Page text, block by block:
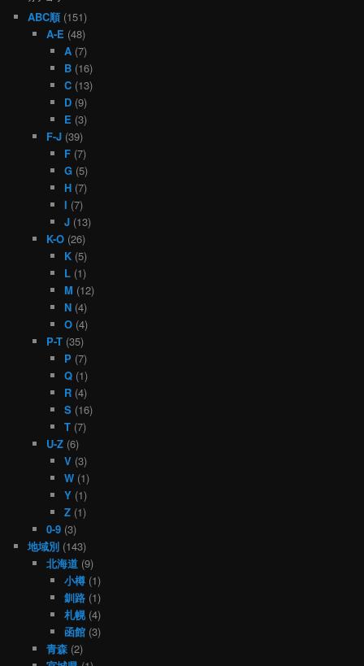
ABC順(151)
A-E (48)
A (7)
B (16)
C (13)
D (9)
E (3)
F-J(39)
F (7)
G (5)
H (7)
I (7)
J (13)
K-O(26)
K (5)
L (1)
M (12)
N (4)
O (4)
P-T(35)
P (7)
Q (1)
R (4)
S (16)
T (7)
U-Z(6)
V (3)
W (1)
Y (1)
Z (1)
0-9(3)
地域別 (143)
北海道(9)
小樽 (1)
釧路 (1)
札幌(4)
函館 (3)
青森(2)